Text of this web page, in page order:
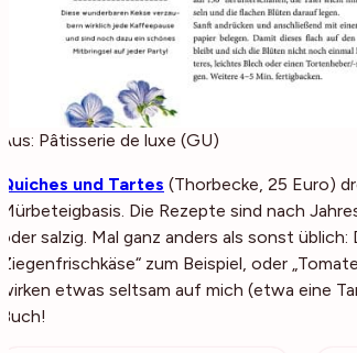
Aus: Pâtisserie de luxe (GU)
Quiches und Tartes (Thorbecke, 25 Euro)
Mürbeteigbasis. Die Rezepte sind nach
oder salzig. Mal ganz anders als sonst
Ziegenfrischkäse“ zum Beispiel, oder
wirken etwas seltsam auf mich (etwa eine
Buch!